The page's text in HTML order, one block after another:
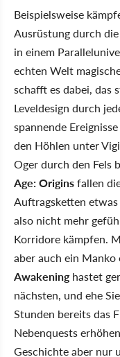
Beispielsweise
Ausrüstung durch
in einem
echten Welt
schafft es dabei, das
Leveldesign durch
spannende
den Höhlen unter
Oger durch den Fels
Age: Originsfallen
Auftragsketten etwas
also nicht mehr
Korridore kämpfen.
aber auch ein
Awakeninghastet
nächsten, und ehe
Stunden bereits das
Nebenquests
Geschichte aber nur